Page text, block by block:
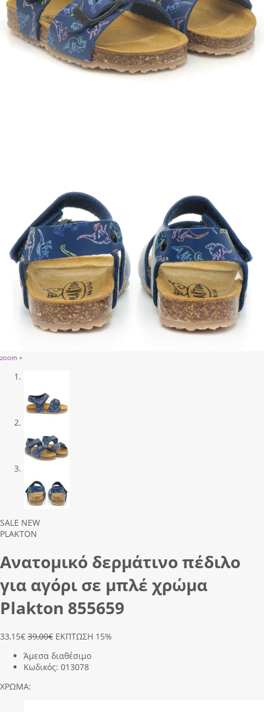
zoom +
Previous
Next
SALE NEW
PLAKTON
Ανατομικό δερμάτινο πέδιλο
για αγόρι σε μπλέ χρώμα
Plakton 855659
33,15€ 39,00€ ΕΚΠΤΩΣΗ 15%
Άμεσα διαθέσιμο
Κωδικός: 013078
ΧΡΩΜΑ: